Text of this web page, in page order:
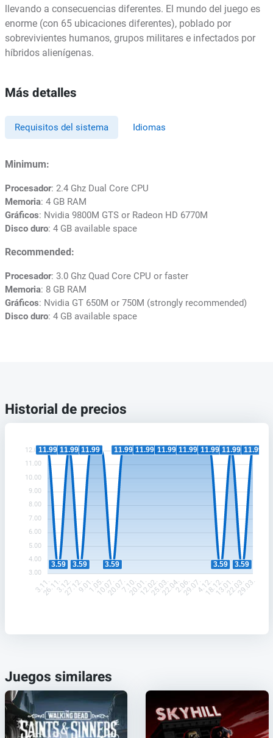
llevando a consecuencias diferentes. El mundo del juego es
enorme (con 65 ubicaciones diferentes), poblado por
sobrevivientes humanos, grupos militares e infectados por
híbridos alienígenas.
Más detalles
Requisitos del sistema Idiomas
Minimum:
Procesador: 2.4 Ghz Dual Core CPU
Memoria: 4 GB RAM
Gráficos: Nvidia 9800M GTS or Radeon HD 6770M
Disco duro: 4 GB available space
Recommended:
Procesador: 3.0 Ghz Quad Core CPU or faster
Memoria: 8 GB RAM
Gráficos: Nvidia GT 650M or 750M (strongly recommended)
Disco duro: 4 GB available space
Historial de precios
12.00
11.00
10.00
9.00
8.00
7.00
6.00
5.00
4.00
3.00
11.99
3.59
11.99
3.59
11.99
3.59
11.99 11.99 11.99 11.99 11.99
3.59
11.99
3.59
11.99
3.11.
26.11.3.12.27.12.9.01.1.05.10.07.20.07.7.10.20.01.12.02.25.03.22.04.2.06.29.07.4.12.18.12.13.01.22.03.29.03.
Juegos similares